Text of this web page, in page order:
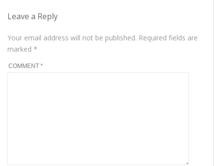
Leave a Reply
Your email address will not be published. Required fields are
marked *
COMMENT *